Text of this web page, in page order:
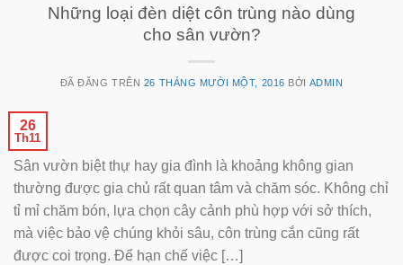
Những loại đèn diệt côn trùng nào dùng
cho sân vườn?
ĐÃ ĐĂNG TRÊN 26 THÁNG MƯỜI MỘT, 2016 BỞI ADMIN
26
Th11
Sân vườn biệt thự hay gia đình là khoảng không gian
thường được gia chủ rất quan tâm và chăm sóc. Không chỉ
tỉ mỉ chăm bón, lựa chọn cây cảnh phù hợp với sở thích,
mà việc bảo vệ chúng khỏi sâu, côn trùng cắn cũng rất
được coi trọng. Để hạn chế việc […]